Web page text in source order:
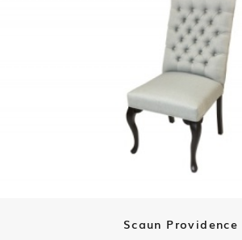
Scaun Providence